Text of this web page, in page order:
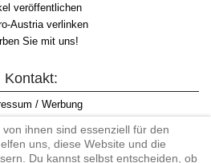
veröffentlichen
Austria verlinken
Sie mit uns!
Kontakt:
/ Werbung
WKO
AGB
ihnen sind essenziell für den
uns, diese Website und die
Du kannst selbst entscheiden, ob